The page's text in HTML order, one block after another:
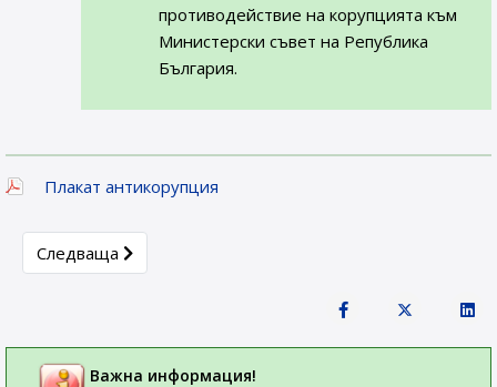
противодействие на корупцията към
Министерски съвет на Република
България.
Плакат антикорупция
Next article: ЛЕКАРСТВА, КОИТО СА ОБЕКТ НА
Следваща
Важна информация!